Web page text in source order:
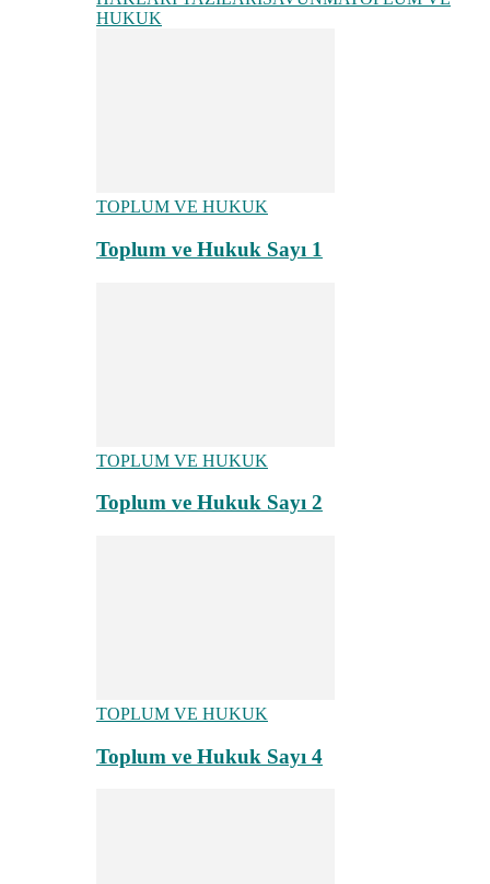
HUKUK
TOPLUM VE HUKUK
Toplum ve Hukuk Sayı 1
TOPLUM VE HUKUK
Toplum ve Hukuk Sayı 2
TOPLUM VE HUKUK
Toplum ve Hukuk Sayı 4